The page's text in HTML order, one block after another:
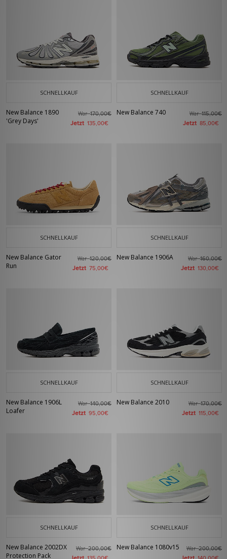
SCHNELLKAUF
New Balance 1890
'Grey Days'
War170,00€
Jetzt 135,00€
SCHNELLKAUF
New Balance 740 War115,00€
Jetzt 85,00€
SCHNELLKAUF
New Balance Gator
Run
War120,00€
Jetzt 75,00€
SCHNELLKAUF
New Balance 1906A War160,00€
Jetzt 130,00€
SCHNELLKAUF
New Balance 1906L
Loafer
War140,00€
Jetzt 95,00€
SCHNELLKAUF
New Balance 2010 War170,00€
Jetzt 115,00€
SCHNELLKAUF
New Balance 2002DX
Protection Pack
War200,00€
SCHNELLKAUF
New Balance 1080v15 War200,00€